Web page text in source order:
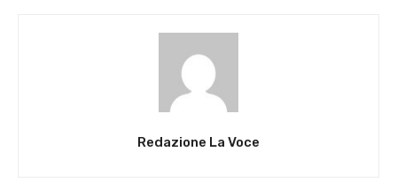
Redazione La Voce